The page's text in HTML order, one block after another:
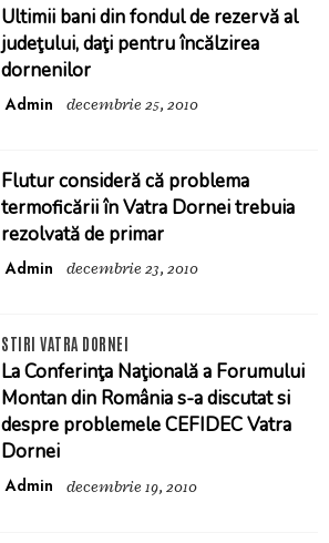
Ultimii bani din fondul de rezervă al
judeţului, daţi pentru încălzirea
dornenilor
Admin decembrie 25, 2010
Flutur consideră că problema
termoficării în Vatra Dornei trebuia
rezolvată de primar
Admin decembrie 23, 2010
STIRI VATRA DORNEI
La Conferinţa Naţională a Forumului
Montan din România s-a discutat si
despre problemele CEFIDEC Vatra
Dornei
Admin decembrie 19, 2010